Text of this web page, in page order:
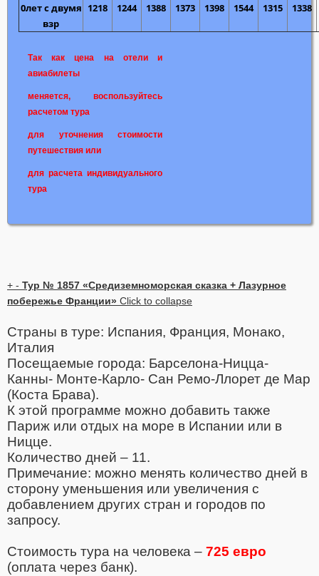
0лет с двумя
взр
1218 1244 1388 1373 1398 1544 1315 1338
Так как цена на отели и
авиабилеты
меняется, воспользуйтесь
расчетом тура
для уточнения стоимости
путешествия или
для расчета индивидуального
тура
+ - Тур № 1857 «Средиземноморская сказка + Лазурное
побережье Франции» Click to collapse
Страны в туре: Испания, Франция, Монако,
Италия
Посещаемые города: Барселона-Ницца-
Канны- Монте-Карло- Сан Ремо-Ллорет де Мар
(Коста Брава).
К этой программе можно добавить также
Париж или отдых на море в Испании или в
Ницце.
Количество дней – 11.
Примечание: можно менять количество дней в
сторону уменьшения или увеличения с
добавлением других стран и городов по
запросу.
Стоимость тура на человека – 725 евро
(оплата через банк).